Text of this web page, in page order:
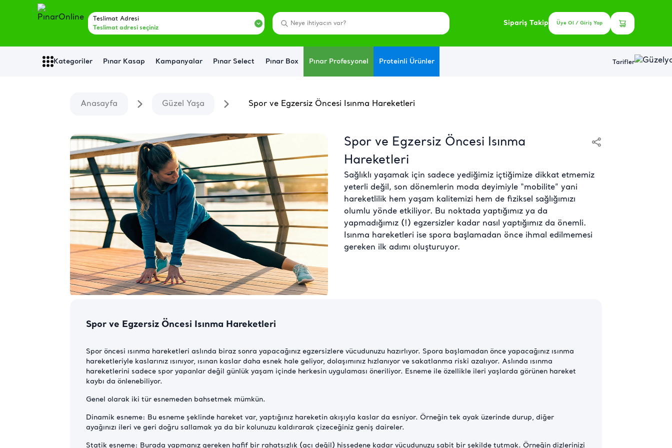
Teslimat Adresi
Teslimat adresi seçiniz
Sipariş Takip Üye Ol / Giriş Yap
Kategoriler Pınar Kasap Kampanyalar Pınar Select Pınar Box Pınar Profesyonel Proteinli Ürünler Tarifler
Anasayfa Güzel Yaşa Spor ve Egzersiz Öncesi Isınma Hareketleri
Spor ve Egzersiz Öncesi Isınma
Hareketleri
Sağlıklı yaşamak için sadece yediğimiz içtiğimize dikkat etmemiz
yeterli değil, son dönemlerin moda deyimiyle “mobilite” yani
hareketlilik hem yaşam kalitemizi hem de fiziksel sağlığımızı
olumlu yönde etkiliyor. Bu noktada yaptığımız ya da
yapmadığımız (!) egzersizler kadar nasıl yaptığımız da önemli.
Isınma hareketleri ise spora başlamadan önce ihmal edilmemesi
gereken ilk adımı oluşturuyor.
Spor ve Egzersiz Öncesi Isınma Hareketleri
Spor öncesi ısınma hareketleri aslında biraz sonra yapacağınız egzersizlere vücudunuzu hazırlıyor. Spora başlamadan önce yapacağınız ısınma
hareketleriyle kaslarınız ısınıyor, ısınan kaslar daha esnek hale geliyor, dolaşımınız hızlanıyor ve sakatlanma riski azalıyor. Aslında ısınma
hareketlerini sadece spor yapanlar değil günlük yaşam içinde herkesin uygulaması öneriliyor. Esneme ile özellikle ileri yaşlarda görünen hareket
kaybı da önlenebiliyor.
Genel olarak iki tür esnemeden bahsetmek mümkün.
Dinamik esneme: Bu esneme şeklinde hareket var, yaptığınız hareketin akışıyla kaslar da esniyor. Örneğin tek ayak üzerinde durup, diğer
ayağınızı ileri ve geri doğru sallamak ya da bir kolunuzu kaldırarak çizeceğiniz geniş daireler.
Statik esneme: Burada yapmanız gereken hafif bir rahatsızlık (acı değil) hissedene kadar vücudunuzu sabit bir şekilde tutmak. Örneğin dizlerinizi